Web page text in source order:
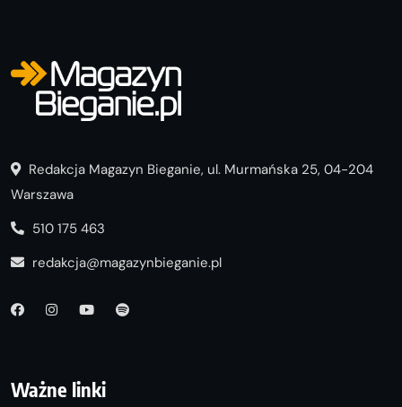
Redakcja Magazyn Bieganie, ul. Murmańska 25, 04-204
Warszawa
510 175 463
redakcja@magazynbieganie.pl
Ważne linki